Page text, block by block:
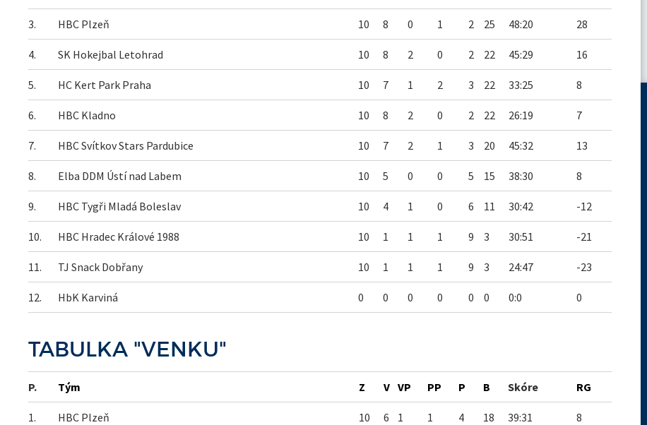
3. HBC Plzeň 10 8 0 1 2 25 48:20 28
4. SK Hokejbal Letohrad 10 8 2 0 2 22 45:29 16
5. HC Kert Park Praha 10 7 1 2 3 22 33:25 8
6. HBC Kladno 10 8 2 0 2 22 26:19 7
7. HBC Svítkov Stars Pardubice 10 7 2 1 3 20 45:32 13
8. Elba DDM Ústí nad Labem 10 5 0 0 5 15 38:30 8
9. HBC Tygři Mladá Boleslav 10 4 1 0 6 11 30:42 -12
10. HBC Hradec Králové 1988 10 1 1 1 9 3 30:51 -21
11. TJ Snack Dobřany 10 1 1 1 9 3 24:47 -23
12. HbK Karviná 0 0 0 0 0 0 0:0 0
TABULKA "VENKU"
P. Tým Z V VP PP P B Skóre RG
1. HBC Plzeň 10 6 1 1 4 18 39:31 8